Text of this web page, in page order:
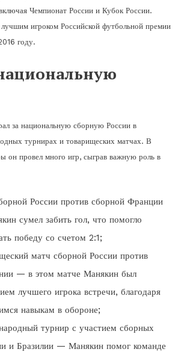
Чемпионат России и Кубок России.
игроком Российской футбольной премии
году.
за национальную сборную России в
турнирах и товарищеских матчах. В
он провел много игр, сыграв важную роль в
России против сборной Франции
сумел забить гол, что помогло
победу со счетом 2:1;
матч сборной России против
— в этом матче Манякин был
лучшего игрока встречи, благодаря
навыкам в обороне;
турнир с участием сборных
и Бразилии — Манякин помог команде